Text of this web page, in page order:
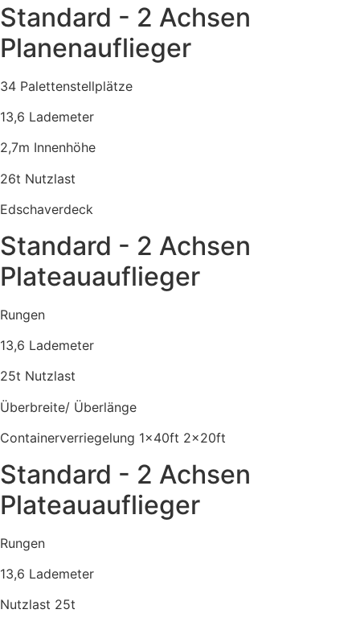
Standard - 2 Achsen
Planenauflieger
34 Palettenstellplätze
13,6 Lademeter
2,7m Innenhöhe
26t Nutzlast
Edschaverdeck
Standard - 2 Achsen
Plateauauflieger
Rungen
13,6 Lademeter
25t Nutzlast
Überbreite/ Überlänge
Containerverriegelung 1x40ft 2x20ft
Standard - 2 Achsen
Plateauauflieger
Rungen
13,6 Lademeter
Nutzlast 25t